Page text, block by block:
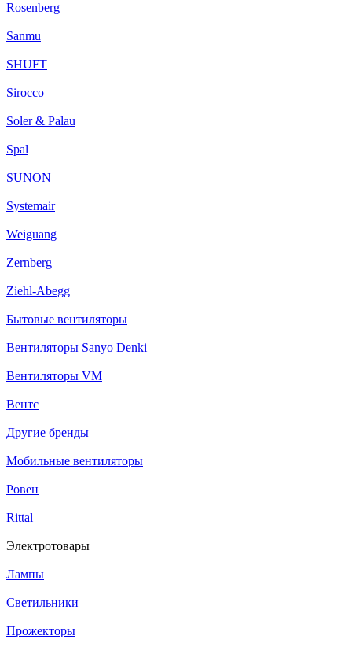
Rosenberg
Sanmu
SHUFT
Sirocco
Soler & Palau
Spal
SUNON
Systemair
Weiguang
Zernberg
Ziehl-Abegg
Бытовые вентиляторы
Вентиляторы Sanyo Denki
Вентиляторы VM
Вентс
Другие бренды
Мобильные вентиляторы
Ровен
Rittal
Электротовары
Лампы
Светильники
Прожекторы